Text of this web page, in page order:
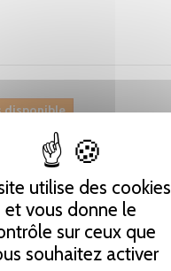
utilise des cookies
et vous donne le
sur ceux que
souhaitez activer
disponible
Pinterest
24.65 CHF